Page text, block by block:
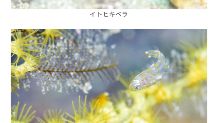
イトヒキベラ
海況をチェック 海日記を見る